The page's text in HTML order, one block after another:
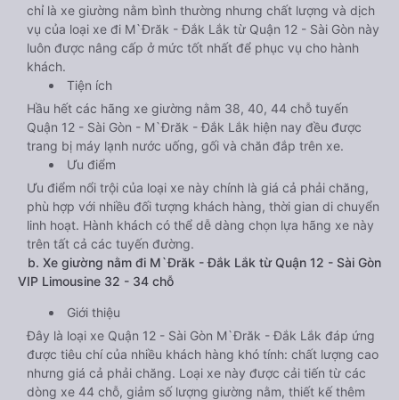
chỉ là xe giường nằm bình thường nhưng chất lượng và dịch
vụ của loại xe đi M`Đrăk - Đắk Lắk từ Quận 12 - Sài Gòn này
luôn được nâng cấp ở mức tốt nhất để phục vụ cho hành
khách.
Tiện ích
Hầu hết các hãng xe giường nằm 38, 40, 44 chỗ tuyến
Quận 12 - Sài Gòn - M`Đrăk - Đắk Lắk hiện nay đều được
trang bị máy lạnh nước uống, gối và chăn đắp trên xe.
Ưu điểm
Ưu điểm nổi trội của loại xe này chính là giá cả phải chăng,
phù hợp với nhiều đối tượng khách hàng, thời gian di chuyển
linh hoạt. Hành khách có thể dễ dàng chọn lựa hãng xe này
trên tất cả các tuyến đường.
b. Xe giường nằm đi M`Đrăk - Đắk Lắk từ Quận 12 - Sài Gòn
VIP Limousine 32 - 34 chỗ
Giới thiệu
Đây là loại xe Quận 12 - Sài Gòn M`Đrăk - Đắk Lắk đáp ứng
được tiêu chí của nhiều khách hàng khó tính: chất lượng cao
nhưng giá cả phải chăng. Loại xe này được cải tiến từ các
dòng xe 44 chỗ, giảm số lượng giường nằm, thiết kế thêm